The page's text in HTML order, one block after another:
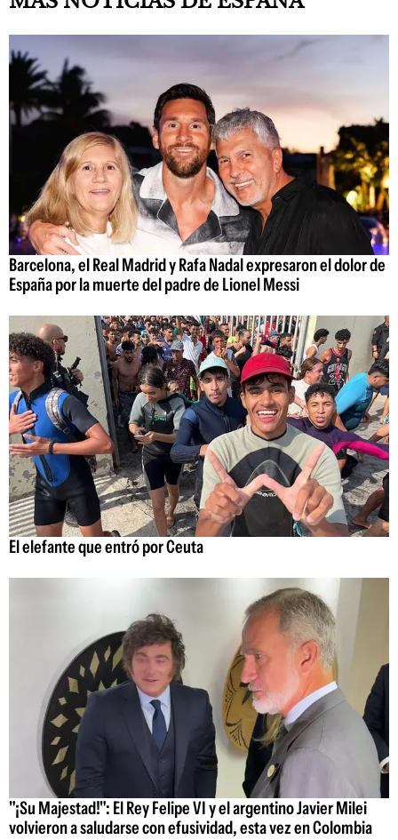
Barcelona, el Real Madrid y Rafa Nadal expresaron el dolor de
España por la muerte del padre de Lionel Messi
El elefante que entró por Ceuta
"¡Su Majestad!": El Rey Felipe VI y el argentino Javier Milei
volvieron a saludarse con efusividad, esta vez en Colombia